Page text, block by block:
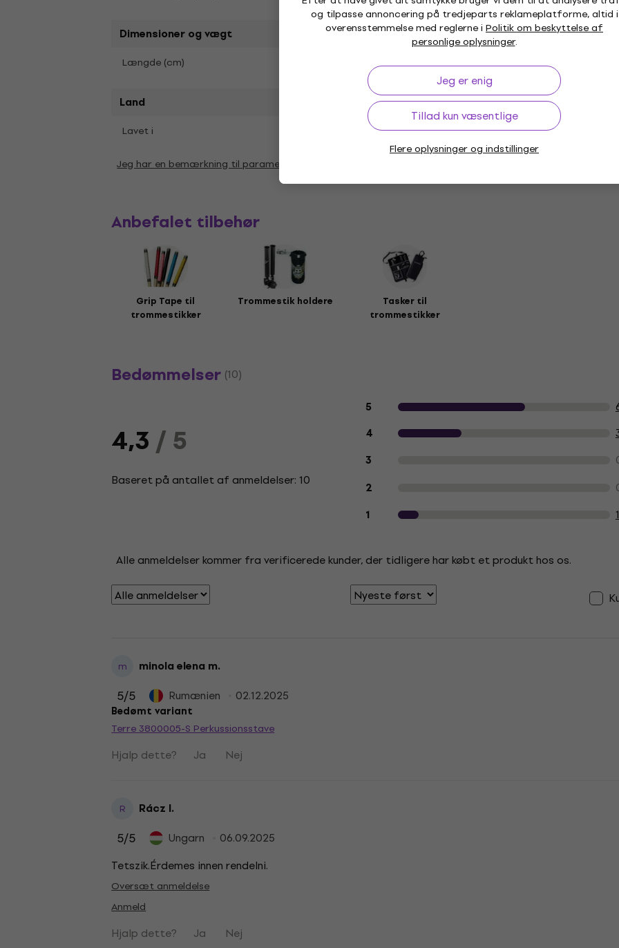
og tilpasse annoncering på tredjeparts reklameplatforme, altid i
overensstemmelse med reglerne i Politik om beskyttelse af
personlige oplysninger.
Jeg er enig
Tillad kun væsentlige
Flere oplysninger og indstillinger
Dimensioner og vægt
Længde (cm)
Land
Lavet i
Jeg har en bemærkning til parametrene
Anbefalet tilbehør
Grip Tape til
trommestikker
Trommestik holdere
Tasker til
trommestikker
Bedømmelser (10)
4,3/ 5
Baseret på antallet af anmeldelser: 10
Kundeanmeldelser af produktet
5
4
3
2
1 1
Alle anmeldelser kommer fra verificerede kunder, der tidligere har købt et produkt hos os.
m minola elena m.
5/5 Rumænien 02.12.2025
Bedømt variant
Terre 3800005-S Perkussionsstave
Hjalp dette? Ja Nej
R Rácz I.
5/5 Ungarn
06.09.2025
Tetszik.Érdemes innen rendelni.
Oversæt anmeldelse
Anmeld
Hjalp dette? Ja Nej